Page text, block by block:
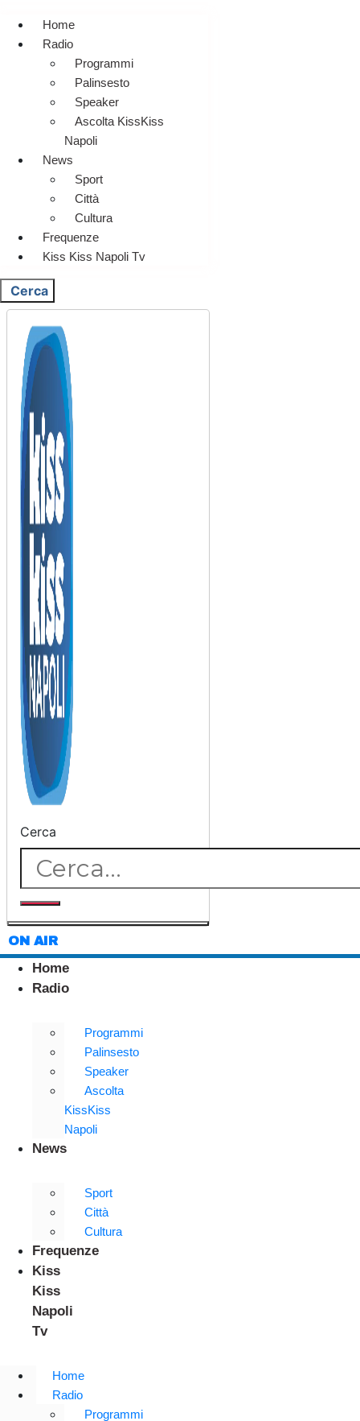
Home
Radio
Programmi
Palinsesto
Speaker
Ascolta KissKiss
Napoli
News
Sport
Città
Cultura
Frequenze
Kiss Kiss Napoli Tv
Cerca
Cerca
ON AIR
Home
Radio
Programmi
Palinsesto
Speaker
Ascolta
KissKiss
Napoli
News
Sport
Città
Cultura
Frequenze
Kiss
Kiss
Napoli
Tv
Home
Radio
Programmi